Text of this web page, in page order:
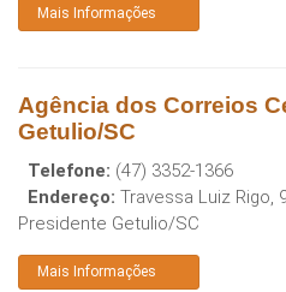
Mais Informações
Agência dos Correios
Getulio/SC
Telefone: (47) 3352-1366
Endereço: Travessa Luiz Rigo,
Presidente Getulio/SC
Mais Informações